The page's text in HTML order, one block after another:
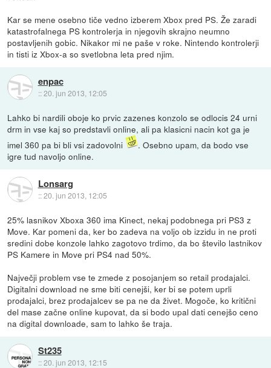
Kar se mene osebno tiče vedno izberem Xbox pred PS. Že zaradi
katastrofalnega PS kontrolerja in njegovih skrajno neumno
postavljenih gobic. Nikakor mi ne paše v roke. Nintendo kontrolerji
in tisti iz Xbox-a so svetlobna leta pred njim.
enpac
::20. jun 2013, 12:05
Lahko bi nardili oboje ko prvic zazenes konzolo se odlocis 24 urni
drm in vse kaj so predstavli online, ali pa klasicni nacin kot ga je
imel 360 pa bi bli vsi zadovolni
. Osebno upam, da bodo vse
igre tud navoljo online.
Lonsarg
::20. jun 2013, 12:05
25% lasnikov Xboxa 360 ima Kinect, nekaj podobnega pri PS3 z
Move. Kar pomeni da, ker bo zadeva na voljo ob izzidu in ne proti
sredini dobe konzole lahko zagotovo trdimo, da bo število lastnikov
PS Kamere in Move pri PS4 nad 50%.
Največji problem vse te zmede z posojanjem so retail prodajalci.
Digitalni download ne sme biti cenejši, ker bi se potem uprli
prodajalci, brez prodajalcev se pa ne da živet. Mogoče, ko kritični
del mase začne online kupovat, da si bodo upal dati cenejšo ceno
na digital downloade, sam to lahko še traja.
St235
::20. jun 2013, 12:15